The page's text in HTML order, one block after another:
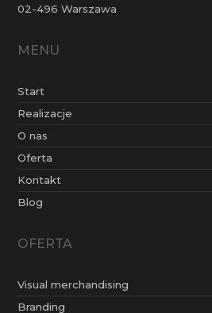
02-496 Warszawa
MENU
Start
Realizacje
O nas
Oferta
Kontakt
Blog
OFERTA
Visual merchandising
Branding